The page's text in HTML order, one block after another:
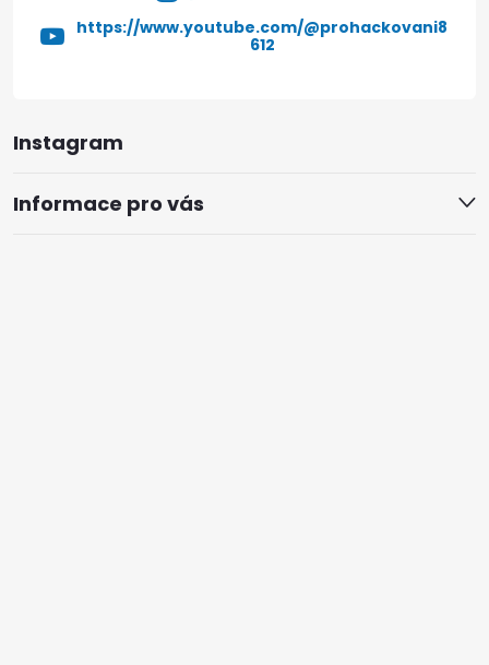
Instagram
Informace pro vás
https://www.youtube.com/@prohackovani8
612